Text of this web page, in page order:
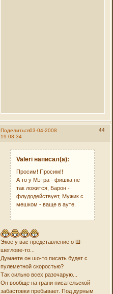
Поделиться 44
03-04-2008
19:08:34
Valeri написал(а):
Просим! Просим!!
А то у Мэтра - фишка не
так ложится, Барон -
флудодействует, Мужик с
мешком - ваще в ауте.
Экое у вас представление о Ш-
шеглове-то...
Думаете он шо-то писать будет с
пулеметной скоростью?
Так сильно всех разочарую...
Он вообще на грани писательской
забастовки пребывает. Под дурным